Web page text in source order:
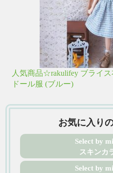
人気商品☆rakulifey ブライ
ドール服 (ブルー)
お気に入り
Select by
スキンカ
Select by